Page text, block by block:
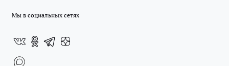
Мы в социальных сетях